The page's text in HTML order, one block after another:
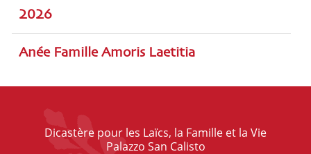
2026
Anée Famille Amoris Laetitia
Dicastère pour les Laïcs, la Famille et la Vie
Palazzo San Calisto